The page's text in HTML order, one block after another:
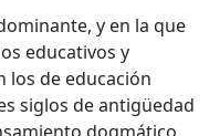
y en la que
educativos y
los de educación
siglos de antigüedad